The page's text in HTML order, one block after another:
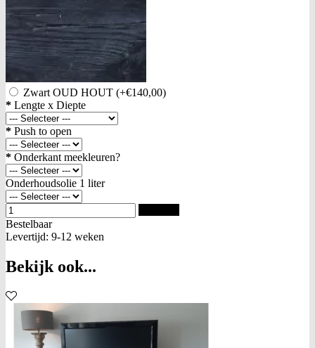
Zwart OUD HOUT (+€140,00)
* Lengte x Diepte
* Push to open
* Onderkant meekleuren?
Onderhoudsolie 1 liter
Bestelbaar
Levertijd: 9-12 weken
Bekijk ook...